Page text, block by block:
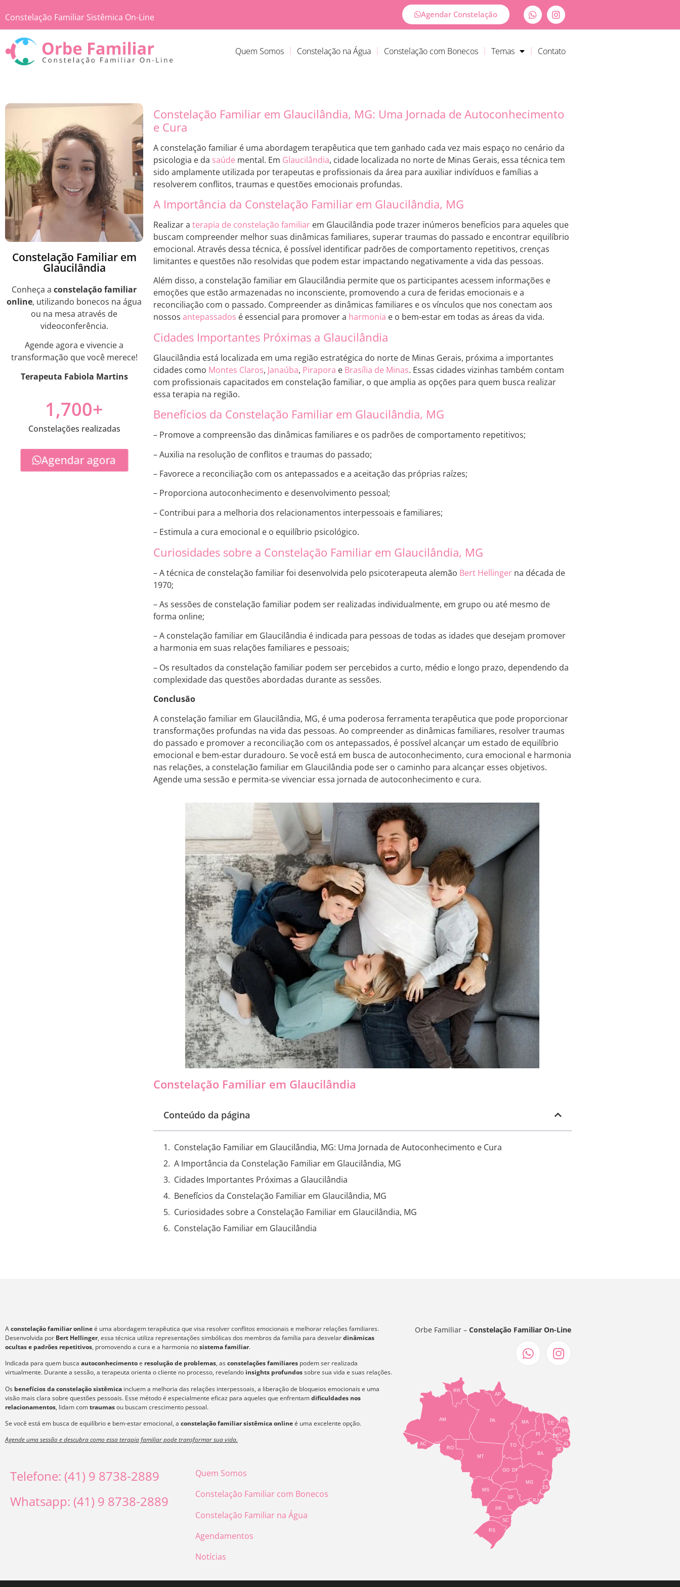
Constelação Familiar Sistêmica On-Line Agendar Constelação
Quem Somos Constelação na Água Constelação com Bonecos Temas Contato
Constelação Familiar em
Glaucilândia
Conheça a constelação familiar
online, utilizando bonecos na água
ou na mesa através de
videoconferência.
Agende agora e vivencie a
transformação que você merece!
Terapeuta Fabiola Martins
Constelações realizadas
1,700+
Agendar agora
Constelação Familiar em Glaucilândia, MG: Uma Jornada de Autoconhecimento
e Cura
A constelação familiar é uma abordagem terapêutica que tem ganhado cada vez mais espaço no cenário da
psicologia e da saúde mental. Em Glaucilândia, cidade localizada no norte de Minas Gerais, essa técnica tem
sido amplamente utilizada por terapeutas e profissionais da área para auxiliar indivíduos e famílias a
resolverem conflitos, traumas e questões emocionais profundas.
A Importância da Constelação Familiar em Glaucilândia, MG
Realizar a terapia de constelação familiar em Glaucilândia pode trazer inúmeros benefícios para aqueles que
buscam compreender melhor suas dinâmicas familiares, superar traumas do passado e encontrar equilíbrio
emocional. Através dessa técnica, é possível identificar padrões de comportamento repetitivos, crenças
limitantes e questões não resolvidas que podem estar impactando negativamente a vida das pessoas.
Além disso, a constelação familiar em Glaucilândia permite que os participantes acessem informações e
emoções que estão armazenadas no inconsciente, promovendo a cura de feridas emocionais e a
reconciliação com o passado. Compreender as dinâmicas familiares e os vínculos que nos conectam aos
nossos antepassados é essencial para promover a harmonia e o bem-estar em todas as áreas da vida.
Cidades Importantes Próximas a Glaucilândia
Glaucilândia está localizada em uma região estratégica do norte de Minas Gerais, próxima a importantes
cidades como Montes Claros, Janaúba, Pirapora e Brasília de Minas. Essas cidades vizinhas também contam
com profissionais capacitados em constelação familiar, o que amplia as opções para quem busca realizar
essa terapia na região.
Benefícios da Constelação Familiar em Glaucilândia, MG
– Promove a compreensão das dinâmicas familiares e os padrões de comportamento repetitivos;
– Auxilia na resolução de conflitos e traumas do passado;
– Favorece a reconciliação com os antepassados e a aceitação das próprias raízes;
– Proporciona autoconhecimento e desenvolvimento pessoal;
– Contribui para a melhoria dos relacionamentos interpessoais e familiares;
– Estimula a cura emocional e o equilíbrio psicológico.
Curiosidades sobre a Constelação Familiar em Glaucilândia, MG
– A técnica de constelação familiar foi desenvolvida pelo psicoterapeuta alemão Bert Hellinger na década de
1970;
– As sessões de constelação familiar podem ser realizadas individualmente, em grupo ou até mesmo de
forma online;
– A constelação familiar em Glaucilândia é indicada para pessoas de todas as idades que desejam promover
a harmonia em suas relações familiares e pessoais;
– Os resultados da constelação familiar podem ser percebidos a curto, médio e longo prazo, dependendo da
complexidade das questões abordadas durante as sessões.
Conclusão
A constelação familiar em Glaucilândia, MG, é uma poderosa ferramenta terapêutica que pode proporcionar
transformações profundas na vida das pessoas. Ao compreender as dinâmicas familiares, resolver traumas
do passado e promover a reconciliação com os antepassados, é possível alcançar um estado de equilíbrio
emocional e bem-estar duradouro. Se você está em busca de autoconhecimento, cura emocional e harmonia
nas relações, a constelação familiar em Glaucilândia pode ser o caminho para alcançar esses objetivos.
Agende uma sessão e permita-se vivenciar essa jornada de autoconhecimento e cura.
Constelação Familiar em Glaucilândia
Conteúdo da página
Constelação Familiar em Glaucilândia, MG: Uma Jornada de Autoconhecimento e Cura
A Importância da Constelação Familiar em Glaucilândia, MG
Cidades Importantes Próximas a Glaucilândia
Benefícios da Constelação Familiar em Glaucilândia, MG
Curiosidades sobre a Constelação Familiar em Glaucilândia, MG
Constelação Familiar em Glaucilândia
Aconstelação familiar onlineé uma abordagem terapêutica que visa resolver conflitos emocionais e melhorar relações familiares.
Desenvolvida por Bert Hellinger, essa técnica utiliza representações simbólicas dos membros da família para desvelardinâmicas
ocultas e padrões repetitivos, promovendo a cura e a harmonia nosistema familiar.
Indicada para quem busca autoconhecimentoe resolução de problemas, asconstelações familiares podem ser realizada
virtualmente. Durante a sessão, a terapeuta orienta o cliente no processo, revelando insights profundossobre sua vida e suas relações.
Os benefícios da constelação sistêmica incluem a melhoria das relações interpessoais, a liberação de bloqueios emocionais e uma
visão mais clara sobre questões pessoais. Esse método é especialmente eficaz para aqueles que enfrentamdificuldades nos
relacionamentos, lidam comtraumasou buscam crescimento pessoal.
Se você está em busca de equilíbrio e bem-estar emocional, a constelação familiar sistêmica onlineé uma excelente opção.
Agende uma sessão e descubra como essa terapia familiar pode transformar sua vida.
Telefone: (41) 9 8738-2889
Whatsapp: (41) 9 8738-2889
Quem Somos
Constelação Familiar com Bonecos
Constelação Familiar na Água
Agendamentos
Notícias
Orbe Familiar –Constelação Familiar On-Line
TO
BA
SE
PE
AL
RN
CE
PI
MA
AP
PA
RR
AM
AC
RO
MT
MS
GO
PR
SC
RS
SP
MG
RJ
ES
DF
PB